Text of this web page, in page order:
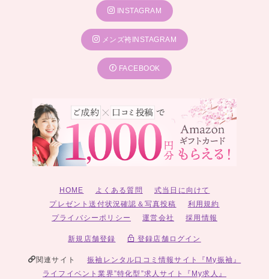
INSTAGRAM
メンズ袴INSTAGRAM
FACEBOOK
HOME よくある質問
式当日に向けて
プレゼント送付状況確認＆写真投稿
利用規約
プライバシーポリシー
運営会社 採用情報
新規店舗登録 登録店舗ログイン
関連サイト
振袖レンタル口コミ情報サイト『My振袖』
ライフイベント業界”特化型”求人サイト『My求人』